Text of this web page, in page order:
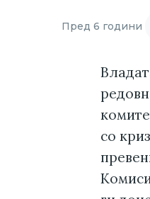
Пред 6 години
со